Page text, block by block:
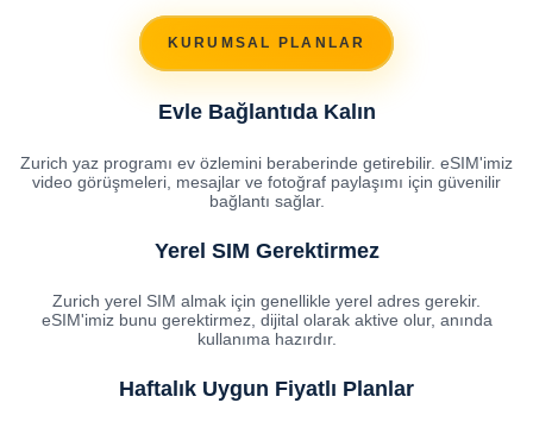
KURUMSAL PLANLAR
Evle Bağlantıda Kalın
Zurich yaz programı ev özlemini beraberinde getirebilir. eSIM'imiz
video görüşmeleri, mesajlar ve fotoğraf paylaşımı için güvenilir
bağlantı sağlar.
Yerel SIM Gerektirmez
Zurich yerel SIM almak için genellikle yerel adres gerekir.
eSIM'imiz bunu gerektirmez, dijital olarak aktive olur, anında
kullanıma hazırdır.
Haftalık Uygun Fiyatlı Planlar